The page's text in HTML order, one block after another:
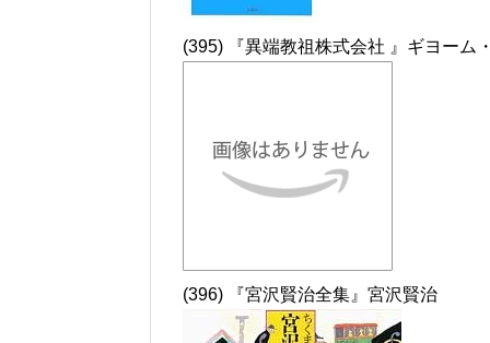
(395) 『異端教祖株式会社 』ギヨーム
(396) 『宮沢賢治全集』宮沢賢治